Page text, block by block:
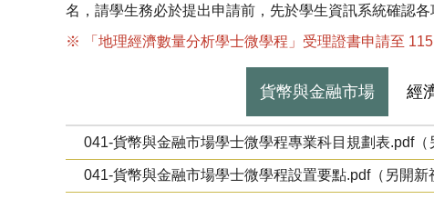
名，請學生務必於提出申請前，先於學生資訊系統確認各
※ 「地理經濟數量分析學士微學程」受理證書申請至
貨幣與金融市場 經
041-貨幣與金融市場學士微學程專業科目規劃表.pdf（
041-貨幣與金融市場學士微學程設置要點.pdf（另開新